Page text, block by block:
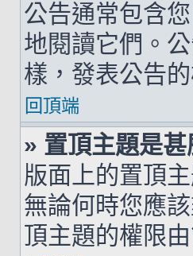
公告通常包含
地閱讀它們。
樣，發表公告
回頂端
» 置頂主題是甚
版面上的置頂
無論何時您應
頂主題的權限